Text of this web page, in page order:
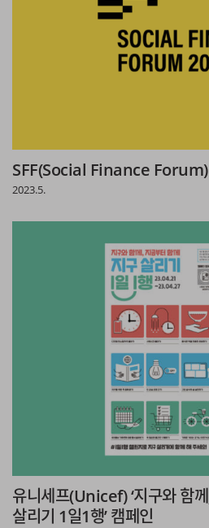
SFF(Social Finance
2023.5.
유니세프(Unicef) ‘지구와 함
살리기 1일1행’ 캠페인